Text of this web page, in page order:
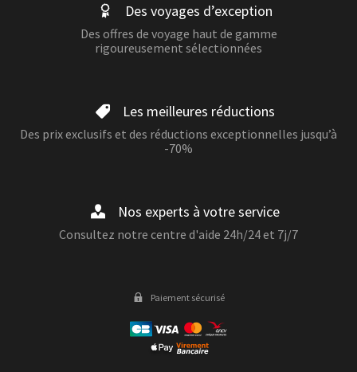
Des voyages d’exception
Des offres de voyage haut de gamme
rigoureusement sélectionnées
Les meilleures réductions
Des prix exclusifs et des réductions exceptionnelles jusqu’à
-70%
Nos experts à votre service
Consultez notre centre d'aide 24h/24 et 7j/7
Paiement sécurisé